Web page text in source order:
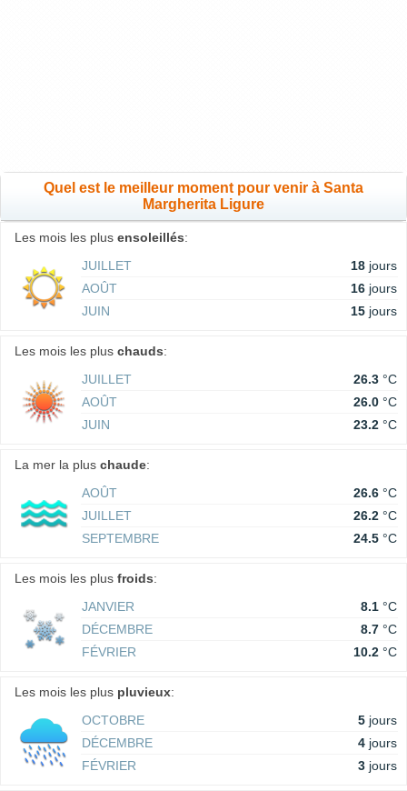
Quel est le meilleur moment pour venir à Santa
Margherita Ligure
Les mois les plus ensoleillés:
JUILLET
18 jours
AOÛT
16 jours
JUIN
15 jours
Les mois les plus chauds:
JUILLET
26.3 °C
AOÛT
26.0 °C
JUIN
23.2 °C
La mer la plus chaude:
AOÛT
26.6 °C
JUILLET
26.2 °C
SEPTEMBRE
24.5 °C
Les mois les plus froids:
JANVIER
8.1 °C
DÉCEMBRE
8.7 °C
FÉVRIER
10.2 °C
Les mois les plus pluvieux:
OCTOBRE
5 jours
DÉCEMBRE
4 jours
FÉVRIER
3 jours